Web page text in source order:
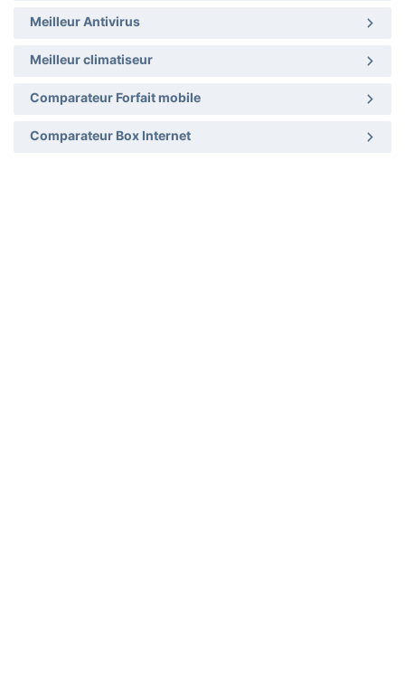
Meilleur Antivirus
Meilleur climatiseur
Comparateur Forfait mobile
Comparateur Box Internet